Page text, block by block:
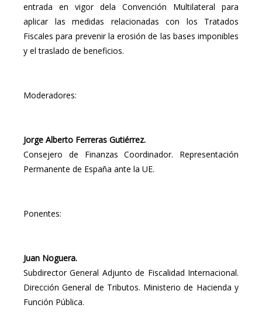
entrada en vigor dela Convención Multilateral para
aplicar las medidas relacionadas con los Tratados
Fiscales para prevenir la erosión de las bases imponibles
y el traslado de beneficios.
Moderadores:
Jorge Alberto Ferreras Gutiérrez.
Consejero de Finanzas Coordinador. Representación
Permanente de España ante la UE.
Ponentes:
Juan Noguera.
Subdirector General Adjunto de Fiscalidad Internacional.
Dirección General de Tributos. Ministerio de Hacienda y
Función Pública.